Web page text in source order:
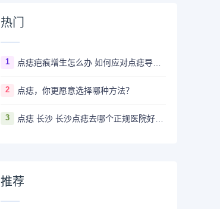
热门
1 点痣疤痕增生怎么办 如何应对点痣导致的疤痕增生
2 点痣，你更愿意选择哪种方法？
3 点痣 长沙 长沙点痣去哪个正规医院好？推荐5家口碑超棒且价格实惠的好医院
推荐